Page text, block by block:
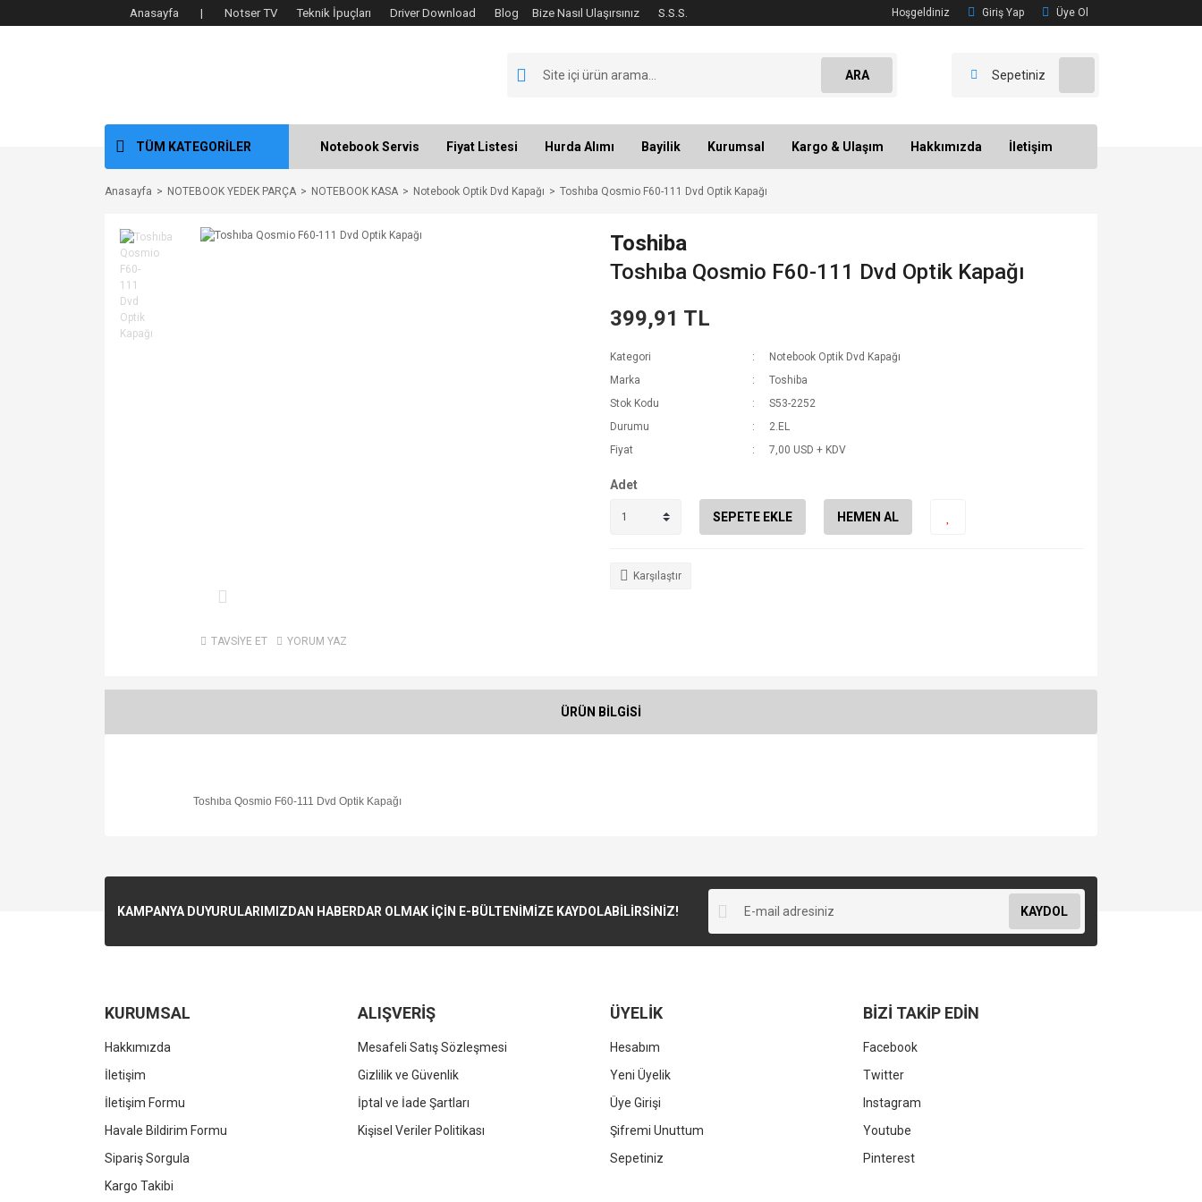
Anasayfa | Notser TV Teknik İpuçları Driver Download Blog Bize Nasıl UlaşırsınızS.S.S. Hoşgeldiniz Giriş Yap Üye Ol
ARA Sepetiniz
TÜM KATEGORİLER Notebook Servis Fiyat Listesi Hurda Alımı Bayilik Kurumsal Kargo & Ulaşım Hakkımızda İletişim
Anasayfa NOTEBOOK YEDEK PARÇA NOTEBOOK KASA Notebook Optik Dvd Kapağı Toshıba Qosmio F60-111 Dvd Optik Kapağı
TAVSİYE ET YORUM YAZ
Toshiba
Toshıba Qosmio F60-111 Dvd Optik Kapağı
399,91 TL
Kategori
Notebook Optik Dvd Kapağı
Marka
Toshiba
Stok Kodu
S53-2252
Durumu
2.EL
Fiyat
7,00 USD + KDV
Adet
SEPETE EKLE HEMEN AL
Karşılaştır
ÜRÜN BİLGİSİ
Toshıba Qosmio F60-111 Dvd Optik Kapağı
KAMPANYA DUYURULARIMIZDAN HABERDAR OLMAK İÇİN E-BÜLTENİMİZE KAYDOLABİLİRSİNİZ! KAYDOL
KURUMSAL
Hakkımızda
İletişim
İletişim Formu
Havale Bildirim Formu
Sipariş Sorgula
Kargo Takibi
ALIŞVERİŞ
Mesafeli Satış Sözleşmesi
Gizlilik ve Güvenlik
İptal ve İade Şartları
Kişisel Veriler Politikası
ÜYELİK
Hesabım
Yeni Üyelik
Üye Girişi
Şifremi Unuttum
Sepetiniz
BİZİ TAKİP EDİN
Facebook
Twitter
Instagram
Youtube
Pinterest